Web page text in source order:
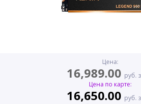
Цена:
16,989.00 руб.
Цена по карте:
16,650.00 руб.